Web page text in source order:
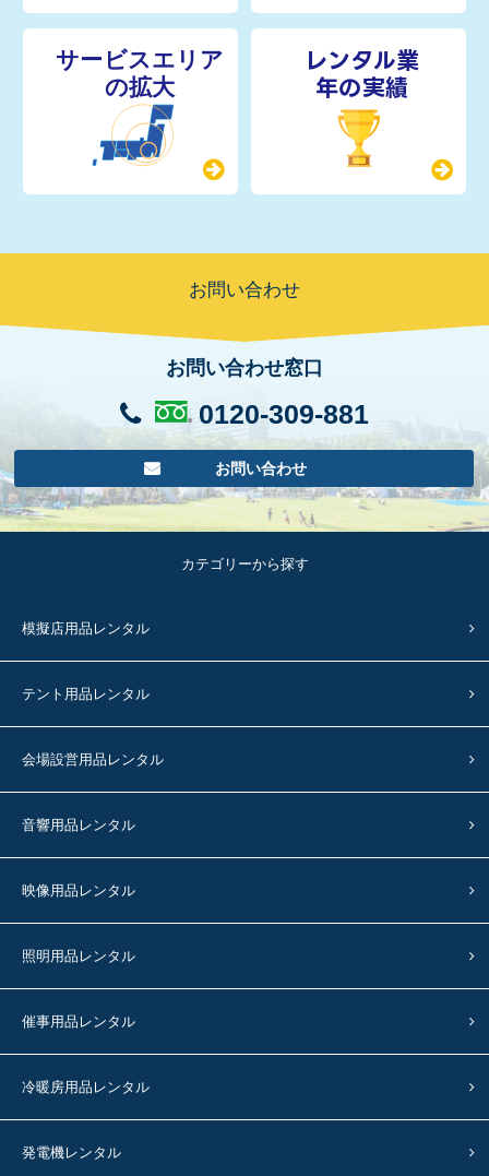
レンタル業
年の実績
お問い合わせ
お問い合わせ窓口
0120-309-881
お問い合わせ
カテゴリーから探す
模擬店用品レンタル
テント用品レンタル
会場設営用品レンタル
音響用品レンタル
映像用品レンタル
照明用品レンタル
催事用品レンタル
冷暖房用品レンタル
発電機レンタル